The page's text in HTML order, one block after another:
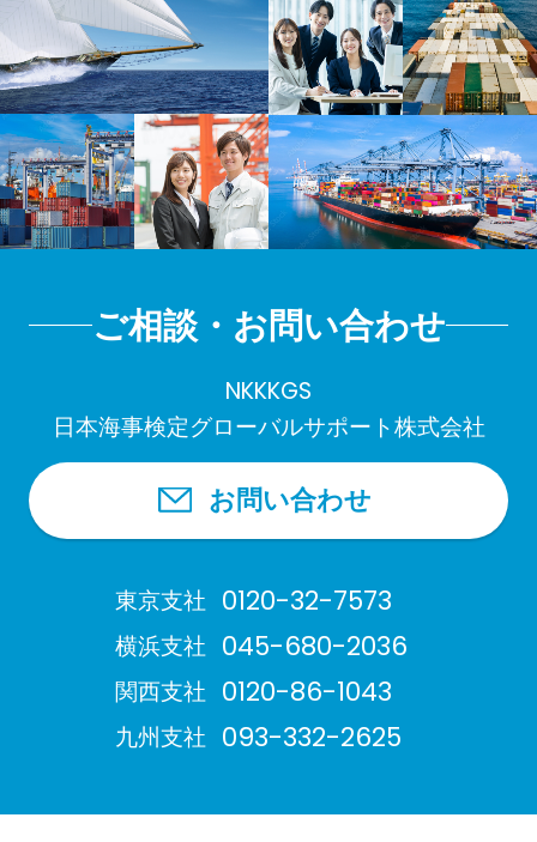
ご相談・お問い合わせ
NKKKGS
日本海事検定グローバルサポート株式会社
お問い合わせ
東京支社 0120-32-7573
横浜支社 045-680-2036
関西支社 0120-86-1043
九州支社 093-332-2625